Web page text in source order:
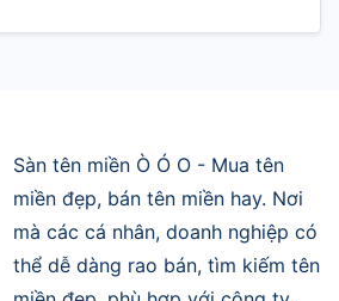
Sàn tên miền Ò Ó O - Mua tên
miền đẹp, bán tên miền hay. Nơi
mà các cá nhân, doanh nghiệp có
thể dễ dàng rao bán, tìm kiếm tên